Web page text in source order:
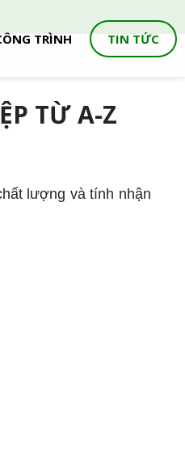
TRÌNH TIN TỨC
TỪ A-Z
lượng và tính nhận